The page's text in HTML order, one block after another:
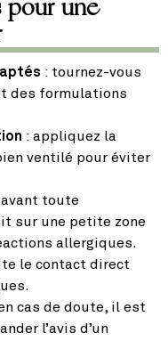
pour une
: tournez-vous
des formulations
: appliquez la
ventilé pour éviter
avant toute
sur une petite zone
allergiques.
le contact direct
cas de doute, il est
l’avis d’un